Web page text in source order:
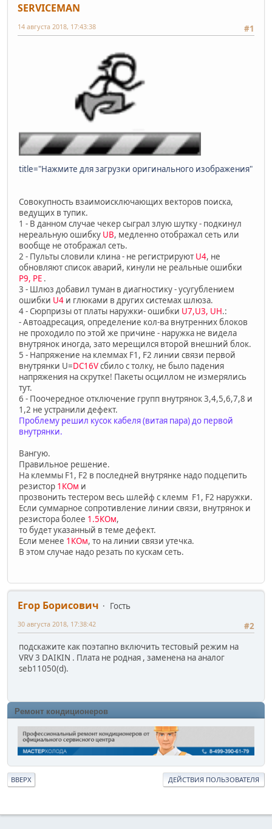
SERVICEMAN
#1
14 августа 2018, 17:43:38
title="Нажмите для загрузки оригинального изображения"
Совокупность взаимоисключающих векторов поиска,
ведущих в тупик.
1 - В данном случае чекер сыграл злую шутку - подкинул
нереальную ошибку UB, медленно отображал сеть или
вообще не отображал сеть.
2 - Пульты словили клина - не регистрируют U4, не
обновляют список аварий, кинули не реальные ошибки
P9, PE .
3 - Шлюз добавил туман в диагностику - усугублением
ошибки U4 и глюками в других системах шлюза.
4 - Сюрпризы от платы наружки- ошибки U7,U3, UH.:
- Автоадресация, определение кол-ва внутренних блоков
не проходило по этой же причине - наружка не видела
внутрянок иногда, зато мерещился второй внешний блок.
5 - Напряжение на клеммах F1, F2 линии связи первой
внутрянки U=DC16Vсбило с толку, не было падения
напряжения на скрутке! Пакеты осциллом не измерялись
тут.
6 - Поочередное отключение групп внутрянок 3,4,5,6,7,8 и
1,2 не устранили дефект.
Проблему решил кусок кабеля (витая пара) до первой
внутрянки.
Вангую.
Правильное решение.
На клеммы F1, F2 в последней внутрянке надо подцепить
резистор 1КОм и
прозвонить тестером весь шлейф с клемм F1, F2 наружки.
Если суммарное сопротивление линии связи, внутрянок и
резистора более 1.5КОм,
то будет указанный в теме дефект.
Если менее 1КОм, то на линии связи утечка.
В этом случае надо резать по кускам сеть.
Егор Борисович
Гость
#2
30 августа 2018, 17:38:42
подскажите как поэтапно включить тестовый режим на
VRV 3 DAIKIN . Плата не родная , заменена на аналог
seb11050(d).
Ремонт кондиционеров
ВВЕРХ ДЕЙСТВИЯ ПОЛЬЗОВАТЕЛЯ